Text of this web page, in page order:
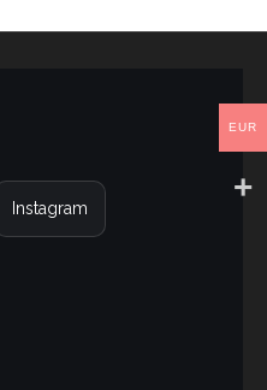
Instagram
EUR